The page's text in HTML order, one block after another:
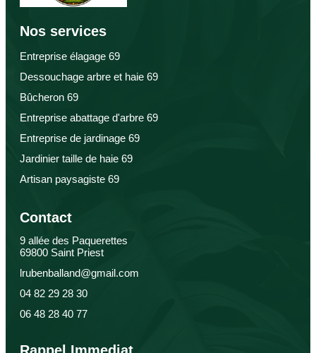
Nos services
Entreprise élagage 69
Dessouchage arbre et haie 69
Bûcheron 69
Entreprise abattage d'arbre 69
Entreprise de jardinage 69
Jardinier taille de haie 69
Artisan paysagiste 69
Contact
9 allée des Paquerettes
69800 Saint Priest
lrubenballand@gmail.com
04 82 29 28 30
06 48 28 40 77